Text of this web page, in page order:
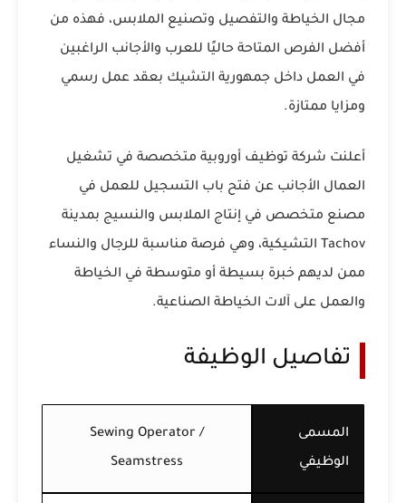
مجال الخياطة والتفصيل وتصنيع الملابس، فهذه من
أفضل الفرص المتاحة حاليًا للعرب والأجانب الراغبين
في العمل داخل جمهورية التشيك بعقد عمل رسمي
ومزايا ممتازة.
أعلنت شركة توظيف أوروبية متخصصة في تشغيل
العمال الأجانب عن فتح باب التسجيل للعمل في
مصنع متخصص في إنتاج الملابس والنسيج بمدينة
Tachov التشيكية، وهي فرصة مناسبة للرجال والنساء
ممن لديهم خبرة بسيطة أو متوسطة في الخياطة
والعمل على آلات الخياطة الصناعية.
تفاصيل الوظيفة
المسمى
الوظيفي
Sewing Operator /
Seamstress